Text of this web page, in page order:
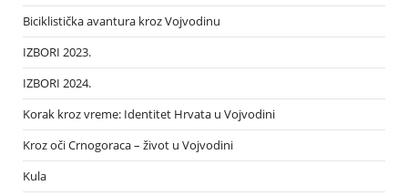
Biciklistička avantura kroz Vojvodinu
IZBORI 2023.
IZBORI 2024.
Korak kroz vreme: Identitet Hrvata u Vojvodini
Kroz oči Crnogoraca – život u Vojvodini
Kula